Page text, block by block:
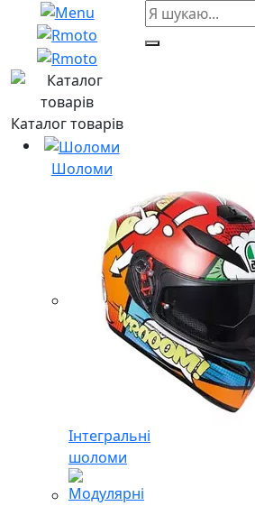
Каталог товарів
Шоломи
Інтегральні
шоломи